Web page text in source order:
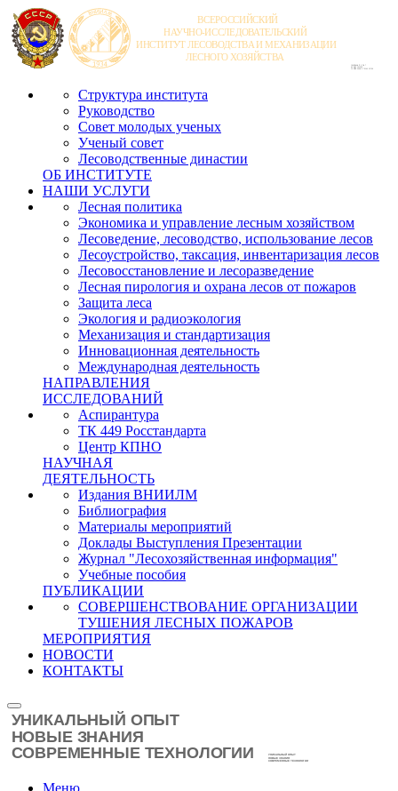
Структура института
Руководство
Совет молодых ученых
Ученый совет
Лесоводственные династии
ОБ ИНСТИТУТЕ
НАШИ УСЛУГИ
Лесная политика
Экономика и управление лесным хозяйством
Лесоведение, лесоводство, использование лесов
Лесоустройство, таксация, инвентаризация лесов
Лесовосстановление и лесоразведение
Лесная пирология и охрана лесов от пожаров
Защита леса
Экология и радиоэкология
Механизация и стандартизация
Инновационная деятельность
Международная деятельность
НАПРАВЛЕНИЯ
ИССЛЕДОВАНИЙ
Аспирантура
ТК 449 Росстандарта
Центр КПНО
НАУЧНАЯ
ДЕЯТЕЛЬНОСТЬ
Издания ВНИИЛМ
Библиография
Материалы мероприятий
Доклады Выступления Презентации
Журнал "Лесохозяйственная информация"
Учебные пособия
ПУБЛИКАЦИИ
СОВЕРШЕНСТВОВАНИЕ ОРГАНИЗАЦИИ
ТУШЕНИЯ ЛЕСНЫХ ПОЖАРОВ
МЕРОПРИЯТИЯ
НОВОСТИ
КОНТАКТЫ
Меню